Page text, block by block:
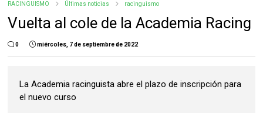
RACINGUISMO Últimas noticias racinguismo
Vuelta al cole de la Academia Racing
0 miércoles, 7 de septiembre de 2022
La Academia racinguista abre el plazo de inscripción para
el nuevo curso